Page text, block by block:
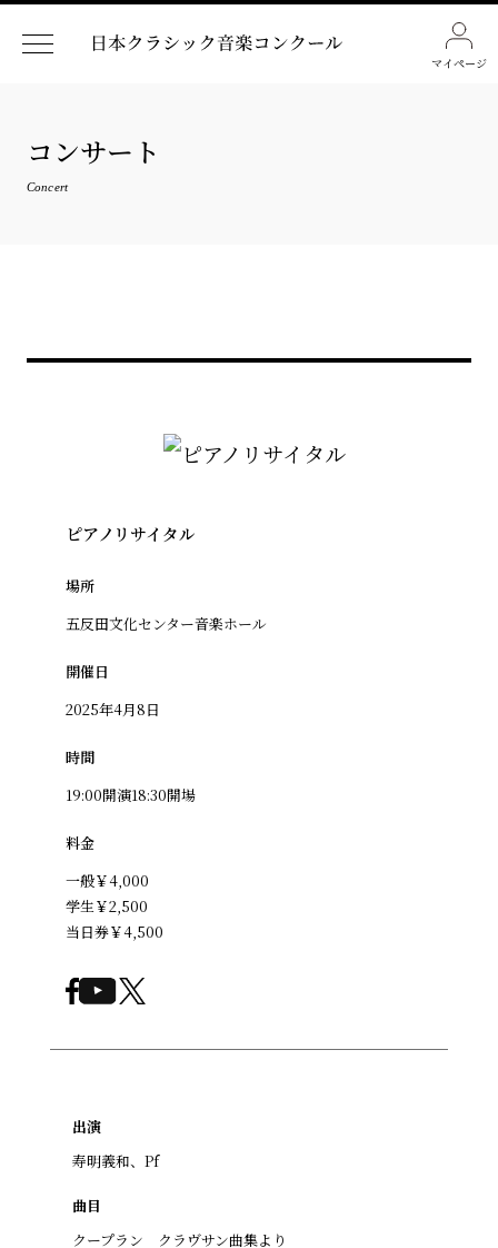
マイページ
コンサート
Concert
ピアノリサイタル
場所
五反田文化センター音楽ホール
開催日
2025年4月8日
時間
19:00開演18:30開場
料金
一般￥4,000
学生￥2,500
当日券￥4,500
出演
寿明義和、Pf
曲目
クープラン クラヴサン曲集より